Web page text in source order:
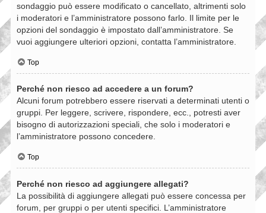
sondaggio può essere modificato o cancellato, altrimenti solo
i moderatori e l’amministratore possono farlo. Il limite per le
opzioni del sondaggio è impostato dall’amministratore. Se
vuoi aggiungere ulteriori opzioni, contatta l’amministratore.
Top
Perché non riesco ad accedere a un forum?
Alcuni forum potrebbero essere riservati a determinati utenti o
gruppi. Per leggere, scrivere, rispondere, ecc., potresti aver
bisogno di autorizzazioni speciali, che solo i moderatori e
l’amministratore possono concedere.
Top
Perché non riesco ad aggiungere allegati?
La possibilità di aggiungere allegati può essere concessa per
forum, per gruppi o per utenti specifici. L’amministratore